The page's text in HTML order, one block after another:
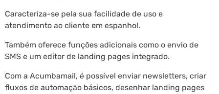
Caracteriza-se pela sua facilidade de uso e
atendimento ao cliente em espanhol.
Também oferece funções adicionais como o envio de
SMS e um editor de landing pages integrado.
Com a Acumbamail, é possível enviar newsletters, criar
fluxos de automação básicos, desenhar landing pages